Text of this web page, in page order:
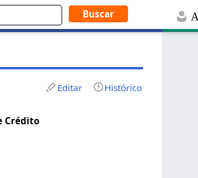
Editar Histórico
Crédito